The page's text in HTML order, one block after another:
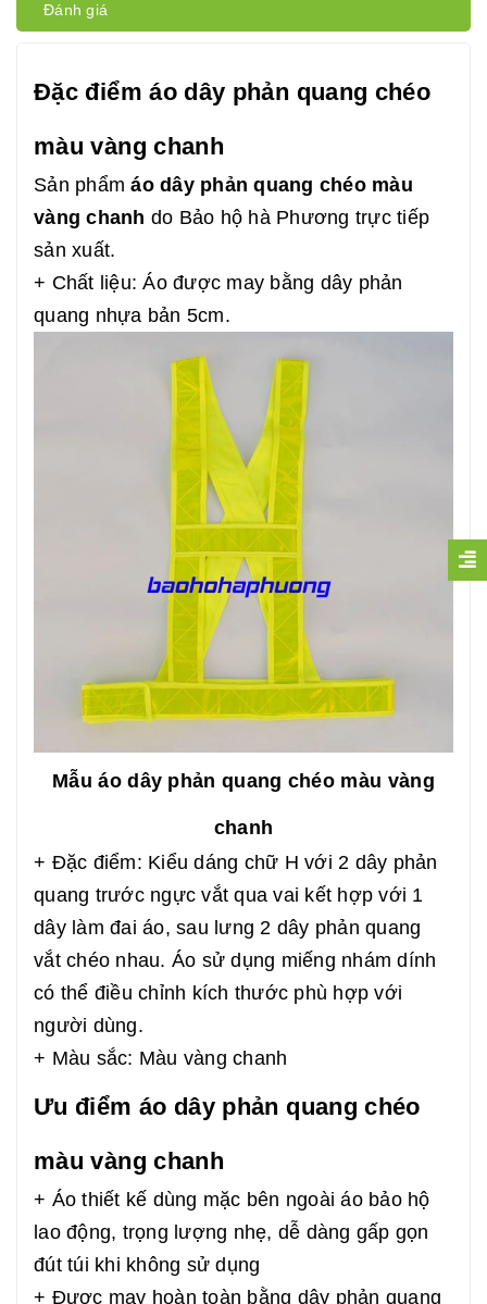
Đánh giá
Đặc điểm áo dây phản quang chéo
màu vàng chanh
Sản phẩmáo dây phản quang chéo màu
vàng chanh do Bảo hộ hà Phương trực tiếp
sản xuất.
+ Chất liệu: Áo được may bằng dây phản
quang nhựa bản 5cm.
Mẫu áo dây phản quang chéo màu vàng
chanh
+ Đặc điểm: Kiểu dáng chữ H với 2 dây phản
quang trước ngực vắt qua vai kết hợp với 1
dây làm đai áo, sau lưng 2 dây phản quang
vắt chéo nhau. Áo sử dụng miếng nhám dính
có thể điều chỉnh kích thước phù hợp với
người dùng.
+ Màu sắc: Màu vàng chanh
Ưu điểm áo dây phản quang chéo
màu vàng chanh
+ Áo thiết kế dùng mặc bên ngoài áo bảo hộ
lao động, trọng lượng nhẹ, dễ dàng gấp gọn
đút túi khi không sử dụng
+ Được may hoàn toàn bằng dây phản quang